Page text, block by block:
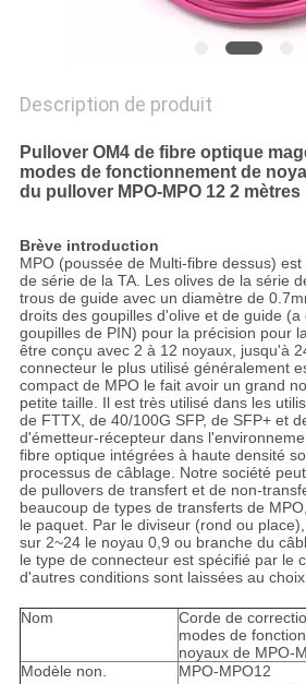
Description de produit
Pullover OM4 de fibre optique
modes de fonctionnement de
du pullover MPO-MPO 12 2 mètres
Brève introduction
MPO (poussée de Multi-fibre dessus)
de série de la TA. Les olives de la série
trous de guide avec un diamètre de
droits des goupilles d'olive et de guide
goupilles de PIN) pour la précision pour
être conçu avec 2 à 12 noyaux, jusqu'à
connecteur le plus utilisé généralement
compact de MPO le fait avoir un grand
petite taille. Il est très utilisé dans les
de FTTX, de 40/100G SFP, de SFP+ et
d'émetteur-récepteur dans
fibre optique intégrées à haute densité
processus de câblage. Notre société
de pullovers de transfert et de non-
beaucoup de types de transferts de
le paquet. Par le diviseur (rond ou
sur 2~24 le noyau 0,9 ou branche du
le type de connecteur est spécifié par le
d'autres conditions sont laissées au
Nom
Corde de
modes de
noyaux de MPO-
Modèle non.
MPO-MPO12